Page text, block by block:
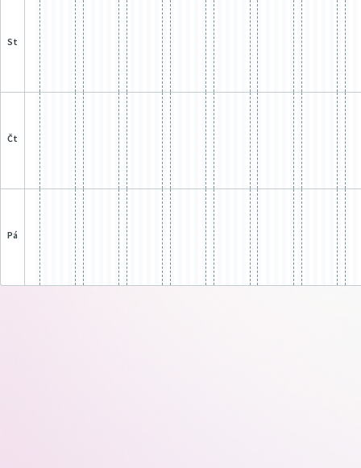
st
čt
pá